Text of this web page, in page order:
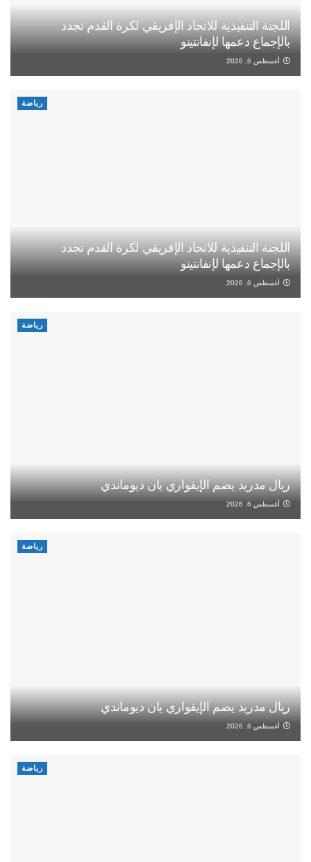
اللجنة التنفيذية للاتحاد الإفريقي لكرة القدم تجدد
بالإجماع دعمها لإنفانتينو
أغسطس 6, 2026
رياضة
اللجنة التنفيذية للاتحاد الإفريقي لكرة القدم تجدد
بالإجماع دعمها لإنفانتينو
أغسطس 6, 2026
رياضة
ريال مدريد يضم الإيفواري يان ديوماندي
أغسطس 6, 2026
رياضة
ريال مدريد يضم الإيفواري يان ديوماندي
أغسطس 6, 2026
رياضة